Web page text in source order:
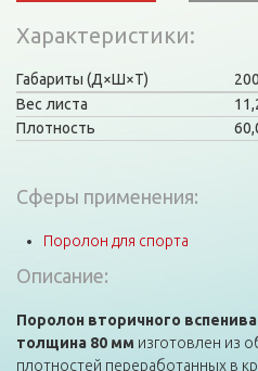
Характеристики
Габариты (Д×Ш×Т)
Вес листа
Плотность
Сферы применения:
Поролон для спорта
Описание:
Поролон вторичного
толщина 80 мм изготовлен из
плотностей переработанных в